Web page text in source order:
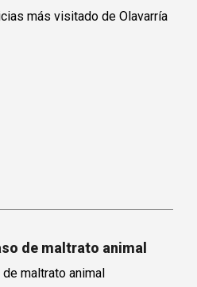
de maltrato animal